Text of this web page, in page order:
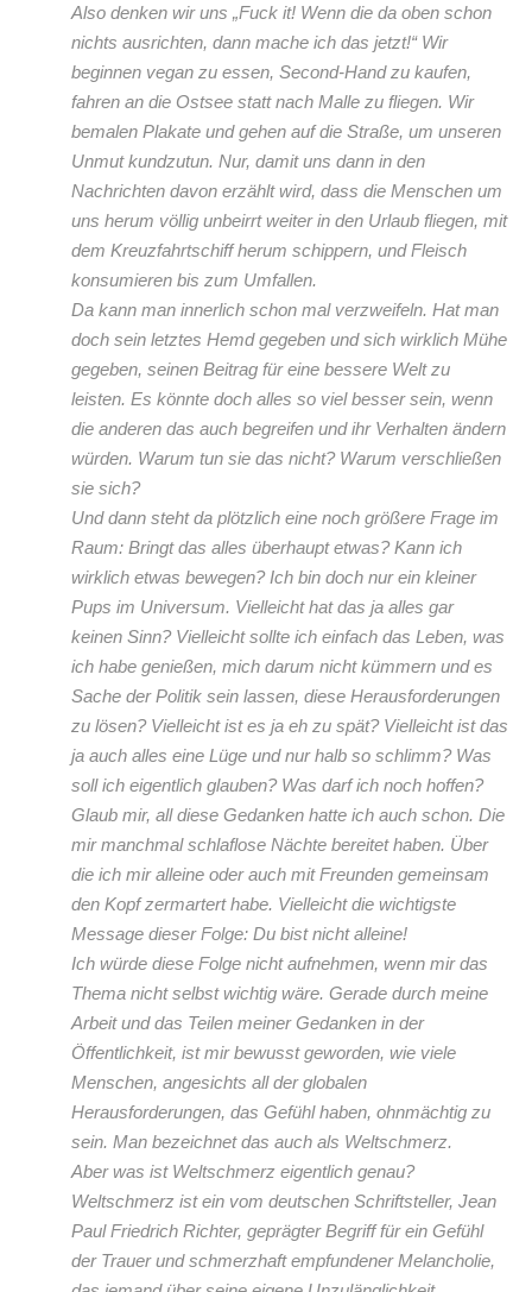
Also denken wir uns „Fuck it! Wenn die da oben schon
nichts ausrichten, dann mache ich das jetzt!“ Wir
beginnen vegan zu essen, Second-Hand zu kaufen,
fahren an die Ostsee statt nach Malle zu fliegen. Wir
bemalen Plakate und gehen auf die Straße, um unseren
Unmut kundzutun. Nur, damit uns dann in den
Nachrichten davon erzählt wird, dass die Menschen um
uns herum völlig unbeirrt weiter in den Urlaub fliegen, mit
dem Kreuzfahrtschiff herum schippern, und Fleisch
konsumieren bis zum Umfallen.
Da kann man innerlich schon mal verzweifeln. Hat man
doch sein letztes Hemd gegeben und sich wirklich Mühe
gegeben, seinen Beitrag für eine bessere Welt zu
leisten. Es könnte doch alles so viel besser sein, wenn
die anderen das auch begreifen und ihr Verhalten ändern
würden. Warum tun sie das nicht? Warum verschließen
sie sich?
Und dann steht da plötzlich eine noch größere Frage im
Raum: Bringt das alles überhaupt etwas? Kann ich
wirklich etwas bewegen? Ich bin doch nur ein kleiner
Pups im Universum. Vielleicht hat das ja alles gar
keinen Sinn? Vielleicht sollte ich einfach das Leben, was
ich habe genießen, mich darum nicht kümmern und es
Sache der Politik sein lassen, diese Herausforderungen
zu lösen? Vielleicht ist es ja eh zu spät? Vielleicht ist das
ja auch alles eine Lüge und nur halb so schlimm? Was
soll ich eigentlich glauben? Was darf ich noch hoffen?
Glaub mir, all diese Gedanken hatte ich auch schon. Die
mir manchmal schlaflose Nächte bereitet haben. Über
die ich mir alleine oder auch mit Freunden gemeinsam
den Kopf zermartert habe. Vielleicht die wichtigste
Message dieser Folge: Du bist nicht alleine!
Ich würde diese Folge nicht aufnehmen, wenn mir das
Thema nicht selbst wichtig wäre. Gerade durch meine
Arbeit und das Teilen meiner Gedanken in der
Öffentlichkeit, ist mir bewusst geworden, wie viele
Menschen, angesichts all der globalen
Herausforderungen, das Gefühl haben, ohnmächtig zu
sein. Man bezeichnet das auch als Weltschmerz.
Aber was ist Weltschmerz eigentlich genau?
Weltschmerz ist ein vom deutschen Schriftsteller, Jean
Paul Friedrich Richter, geprägter Begriff für ein Gefühl
der Trauer und schmerzhaft empfundener Melancholie,